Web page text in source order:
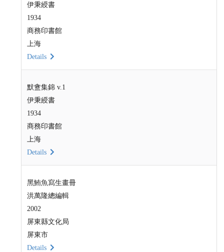
伊秉綬書
1934
商務印書館
上海
Details
默盦集錦 v.1
伊秉綬書
1934
商務印書館
上海
Details
黑鮪魚寫生畫冊
洪萬隆總編輯
2002
屏東縣文化局
屏東市
Details